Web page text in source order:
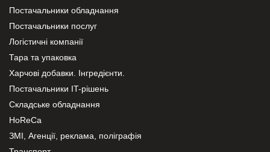
Постачальники обладнання
Постачальники послуг
Логістичні компанії
Тара та упаковка
Харчові добавки. Інгредієнти.
Постачальники IT-рішень
Складське обладнання
HoReCa
ЗМІ, Агенції, реклама, поліграфія